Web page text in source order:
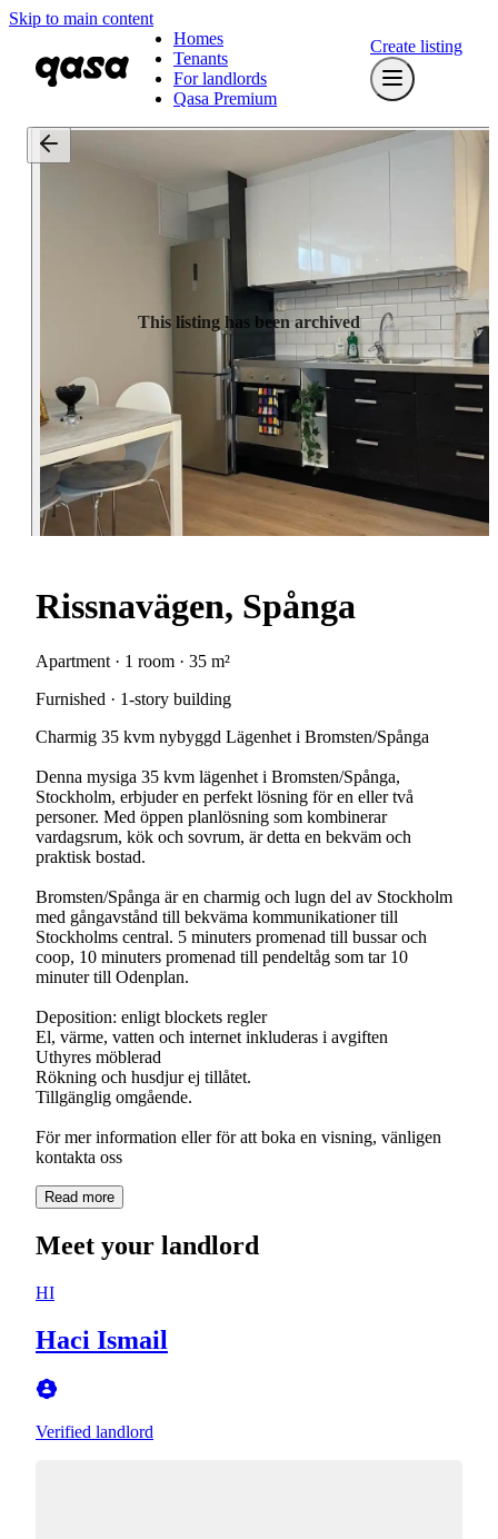
Skip to main content
Homes
Tenants
For landlords
Qasa Premium
Create listing
This listing has been archived
Rissnavägen, Spånga
Apartment · 1 room · 35 m²
Furnished · 1-story building
Charmig 35 kvm nybyggd Lägenhet i Bromsten/Spånga
Denna mysiga 35 kvm lägenhet i Bromsten/Spånga,
Stockholm, erbjuder en perfekt lösning för en eller två
personer. Med öppen planlösning som kombinerar
vardagsrum, kök och sovrum, är detta en bekväm och
praktisk bostad.
Bromsten/Spånga är en charmig och lugn del av Stockholm
med gångavstånd till bekväma kommunikationer till
Stockholms central. 5 minuters promenad till bussar och
coop, 10 minuters promenad till pendeltåg som tar 10
minuter till Odenplan.
Deposition: enligt blockets regler
El, värme, vatten och internet inkluderas i avgiften
Uthyres möblerad
Rökning och husdjur ej tillåtet.
Tillgänglig omgående.
För mer information eller för att boka en visning, vänligen
kontakta oss
Read more
Meet your landlord
HI
Haci Ismail
Verified landlord